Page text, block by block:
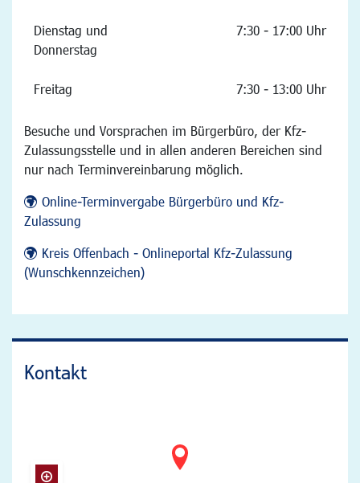
Dienstag und
Donnerstag
7:30 - 17:00 Uhr
Freitag 7:30 - 13:00 Uhr
Besuche und Vorsprachen im Bürgerbüro, der Kfz-
Zulassungsstelle und in allen anderen Bereichen sind
nur nach Terminvereinbarung möglich.
Online-Terminvergabe Bürgerbüro und Kfz-
Zulassung
Kreis Offenbach - Onlineportal Kfz-Zulassung
(Wunschkennzeichen)
Kontakt